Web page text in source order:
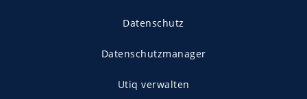
Datenschutz
Datenschutzmanager
Utiq verwalten